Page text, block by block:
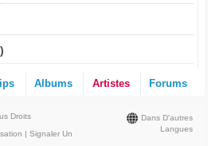
Albums Artistes Forums
Dans D'autres
Langues
Droits
|Signaler Un